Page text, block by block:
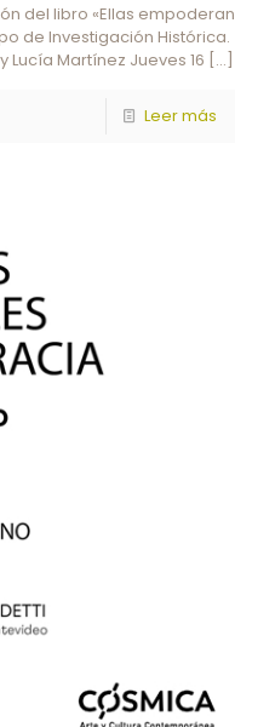
del libro «Ellas empoderan
de Investigación Histórica.
Lucía Martínez Jueves 16 […]
Leer más